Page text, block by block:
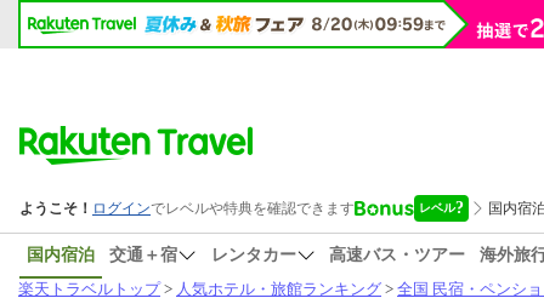
国内宿泊 交通＋宿 レンタカー 高速バス・ツアー
海外旅
楽天トラベルトップ> 人気ホテル・旅館ランキング > 全国 民宿・ペンシ